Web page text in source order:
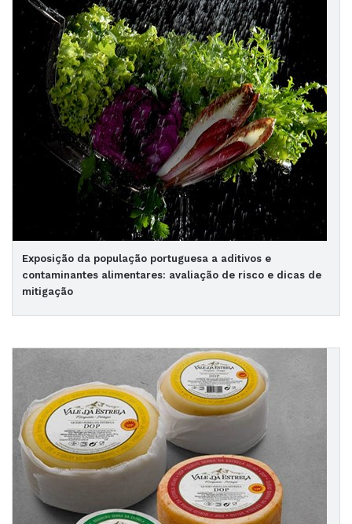
Exposição da população portuguesa a aditivos e
contaminantes alimentares: avaliação de risco e dicas de
mitigação